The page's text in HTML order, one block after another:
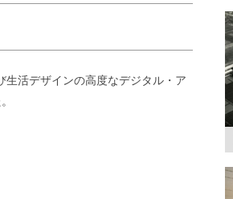
活デザインの高度なデジタル・ア